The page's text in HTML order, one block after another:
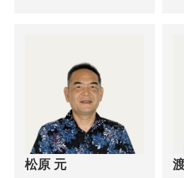
松原 元